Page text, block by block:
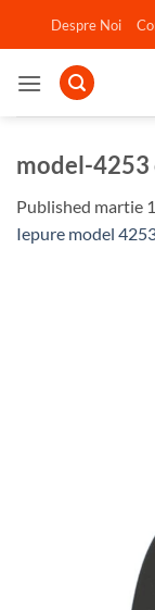
Despre Noi
model-4253
Published martie
Iepure model